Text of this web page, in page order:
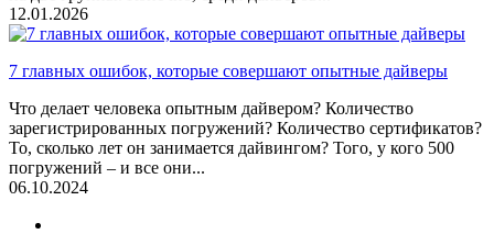
12.01.2026
7 главных ошибок, которые совершают опытные дайверы
Что делает человека опытным дайвером? Количество
зарегистрированных погружений? Количество сертификатов?
То, сколько лет он занимается дайвингом? Того, у кого 500
погружений – и все они...
06.10.2024